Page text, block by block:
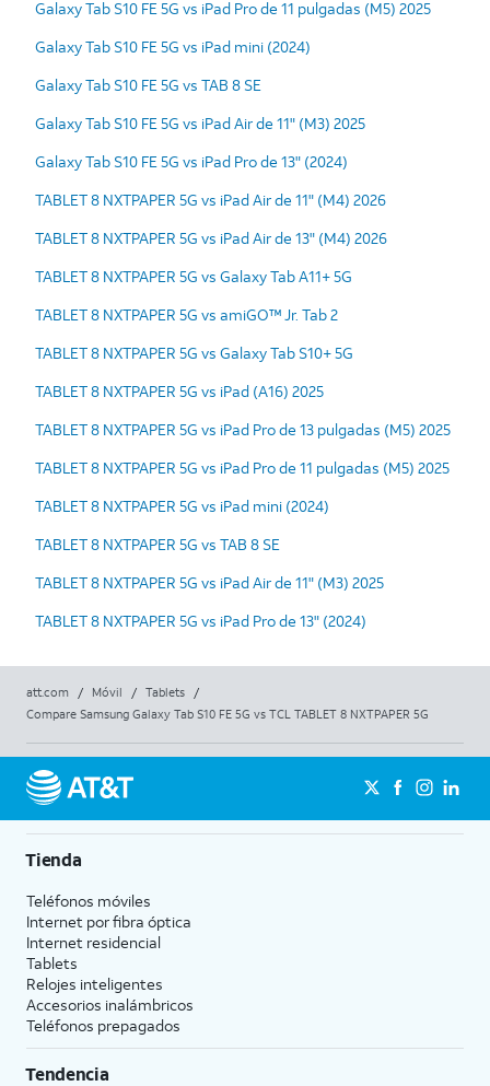
Galaxy Tab S10 FE 5G vs iPad Pro de 11 pulgadas (M5) 2025
Galaxy Tab S10 FE 5G vs iPad mini (2024)
Galaxy Tab S10 FE 5G vs TAB 8 SE
Galaxy Tab S10 FE 5G vs iPad Air de 11" (M3) 2025
Galaxy Tab S10 FE 5G vs iPad Pro de 13" (2024)
TABLET 8 NXTPAPER 5G vs iPad Air de 11" (M4) 2026
TABLET 8 NXTPAPER 5G vs iPad Air de 13" (M4) 2026
TABLET 8 NXTPAPER 5G vs Galaxy Tab A11+ 5G
TABLET 8 NXTPAPER 5G vs amiGO™ Jr. Tab 2
TABLET 8 NXTPAPER 5G vs Galaxy Tab S10+ 5G
TABLET 8 NXTPAPER 5G vs iPad (A16) 2025
TABLET 8 NXTPAPER 5G vs iPad Pro de 13 pulgadas (M5) 2025
TABLET 8 NXTPAPER 5G vs iPad Pro de 11 pulgadas (M5) 2025
TABLET 8 NXTPAPER 5G vs iPad mini (2024)
TABLET 8 NXTPAPER 5G vs TAB 8 SE
TABLET 8 NXTPAPER 5G vs iPad Air de 11" (M3) 2025
TABLET 8 NXTPAPER 5G vs iPad Pro de 13" (2024)
att.com / Móvil / Tablets
/
Compare Samsung Galaxy Tab S10 FE 5G vs TCL TABLET 8 NXTPAPER 5G
Tienda
Teléfonos móviles
Internet por fibra óptica
Internet residencial
Tablets
Relojes inteligentes
Accesorios inalámbricos
Teléfonos prepagados
Tendencia